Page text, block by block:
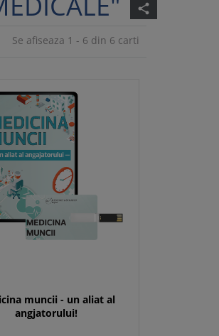
share
Se afiseaza 1 - 6 din 6 carti
muncii - un aliat al
angjatorului!